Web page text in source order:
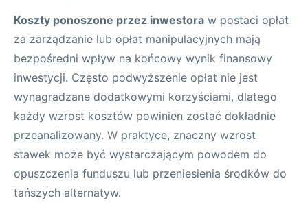
Koszty ponoszone przez inwestora w postaci opłat
za zarządzanie lub opłat manipulacyjnych mają
bezpośredni wpływ na końcowy wynik finansowy
inwestycji. Często podwyższenie opłat nie jest
wynagradzane dodatkowymi korzyściami, dlatego
każdy wzrost kosztów powinien zostać dokładnie
przeanalizowany. W praktyce, znaczny wzrost
stawek może być wystarczającym powodem do
opuszczenia funduszu lub przeniesienia środków do
tańszych alternatyw.